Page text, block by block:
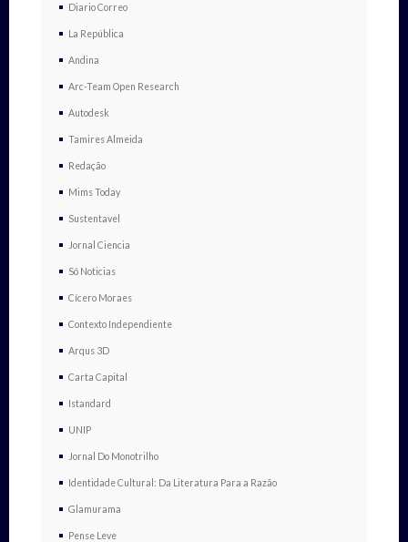
Diario Correo
La República
Andina
Arc-Team Open Research
Autodesk
Tamires Almeida
Redação
Mims Today
Sustentavel
Jornal Ciencia
Só Noticias
Cícero Moraes
Contexto Independiente
Arqus 3D
Carta Capital
Istandard
UNIP
Jornal Do Monotrilho
Identidade Cultural: Da Literatura Para a Razão
Glamurama
Pense Leve